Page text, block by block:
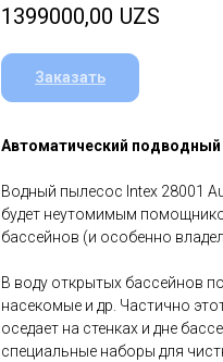
1399000,00 UZS
Заказать
Автоматический подводный
Водный пылесос Intex 28001
будет неутомимым
бассейнов (и особенно
В воду открытых бассейнов
насекомые и др. Частично
оседает на стенках и дне
специальные наборы для